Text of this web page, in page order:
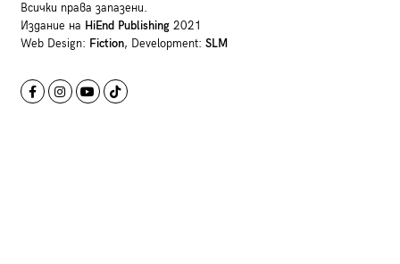
Всички права запазени.
Издание на HiEnd Publishing2021
Web Design: Fiction, Development: SLM